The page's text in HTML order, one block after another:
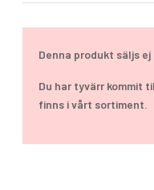
Kortärmad.
Bröstficka på
Denna produkt säljs ej
Du har tyvärr kommit
finns i vårt sortiment.